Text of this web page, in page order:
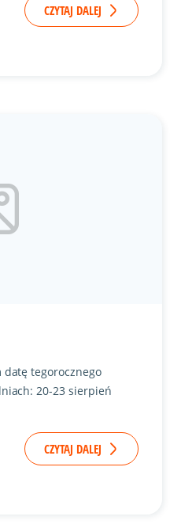
CZYTAJ DALEJ
datę tegorocznego
20-23 sierpień
CZYTAJ DALEJ